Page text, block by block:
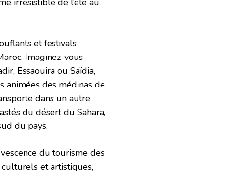
irrésistible de l’été au
et festivals
Imaginez-vous
Essaouira ou Saïdia,
animées des médinas de
dans un autre
du désert du Sahara,
du pays.
du tourisme des
culturels et artistiques,